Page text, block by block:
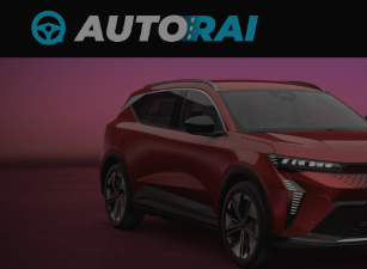
Podcast
Autotests
Automerken